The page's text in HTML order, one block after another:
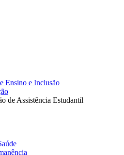
Ensino e Inclusão
de Assistência Estudantil